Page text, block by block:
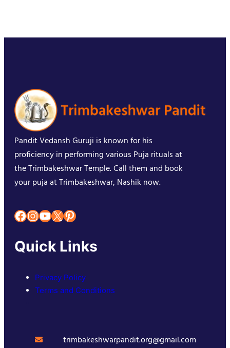
Pandit Vedansh Guruji is known for his
proficiency in performing various Puja rituals at
the Trimbakeshwar Temple. Call them and book
your puja at Trimbakeshwar, Nashik now.
Facebook InstagramYouTube X Pinterest
Quick Links
Privacy Policy
Terms and Conditions
trimbakeshwarpandit.org@gmail.com